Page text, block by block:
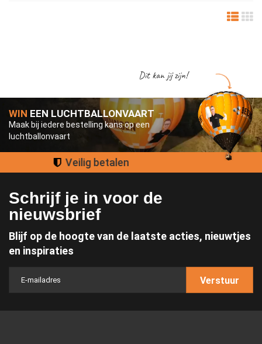
WIN EEN LUCHTBALLONVAART
Maak bij iedere bestelling kans op een
luchtballonvaart
Dit kan jij zijn!
Groot assortiment
Schrijf je in voor de
nieuwsbrief
Blijf op de hoogte van de laatste acties, nieuwtjes
en inspiraties
Verstuur